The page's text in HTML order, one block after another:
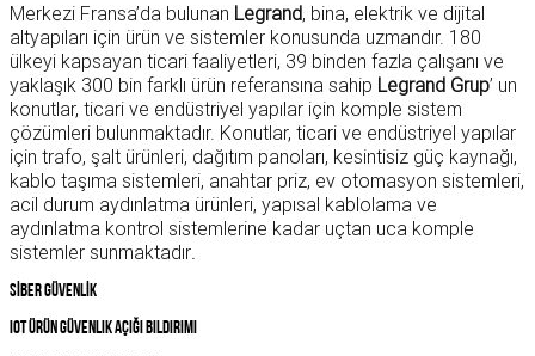
Merkezi Fransa’da bulunan Legrand, bina, elektrik ve dijital
altyapıları için ürün ve sistemler konusunda uzmandır. 180
ülkeyi kapsayan ticari faaliyetleri, 39 binden fazla çalışanı ve
yaklaşık 300 bin farklı ürün referansına sahip Legrand Grup’ un
konutlar, ticari ve endüstriyel yapılar için komple sistem
çözümleri bulunmaktadır. Konutlar, ticari ve endüstriyel yapılar
için trafo, şalt ürünleri, dağıtım panoları, kesintisiz güç kaynağı,
kablo taşıma sistemleri, anahtar priz, ev otomasyon sistemleri,
acil durum aydınlatma ürünleri, yapısal kablolama ve
aydınlatma kontrol sistemlerine kadar uçtan uca komple
sistemler sunmaktadır.
SİBER GÜVENLİK
IOT Ürün Güvenlik Açığı Bildirimi